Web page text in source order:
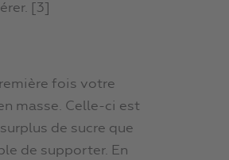
[3]
fois votre
masse. Celle-ci est
de sucre que
de supporter. En